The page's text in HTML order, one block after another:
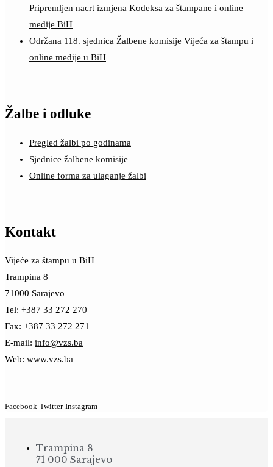
Pripremljen nacrt izmjena Kodeksa za štampane i online
medije BiH
Održana 118. sjednica Žalbene komisije Vijeća za štampu i
online medije u BiH
Žalbe i odluke
Pregled žalbi po godinama
Sjednice žalbene komisije
Online forma za ulaganje žalbi
Kontakt
Vijeće za štampu u BiH
Trampina 8
71000 Sarajevo
Tel: +387 33 272 270
Fax: +387 33 272 271
E-mail: info@vzs.ba
Web: www.vzs.ba
Facebook Twitter Instagram
Trampina 8
71 000 Sarajevo